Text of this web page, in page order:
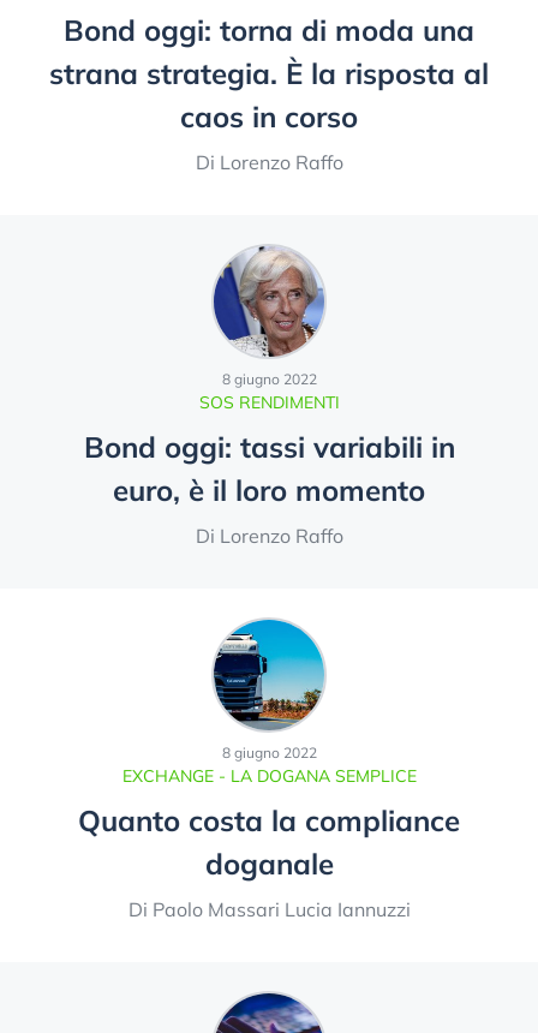
Bond oggi: torna di moda una
strana strategia. È la risposta al
caos in corso
Di Lorenzo Raffo
SOS RENDIMENTI
8 giugno 2022
Bond oggi: tassi variabili in
euro, è il loro momento
Di Lorenzo Raffo
EXCHANGE - LA DOGANA SEMPLICE
8 giugno 2022
Quanto costa la compliance
doganale
Di Paolo Massari Lucia Iannuzzi